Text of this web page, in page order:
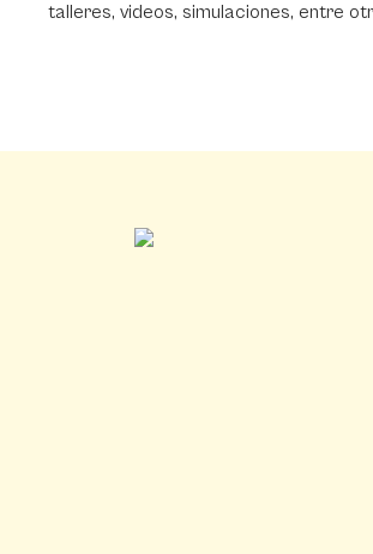
talleres, videos, simulaciones, entre